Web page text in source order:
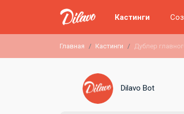
Кастинги
Главная Кастинги Дублер
Dilavo Bot